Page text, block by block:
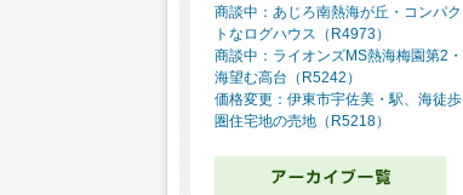
商談中：あじろ南熱海が丘・コンパク
トなログハウス（R4973）
商談中：ライオンズMS熱海梅園第2・
海望む高台（R5242）
価格変更：伊東市宇佐美・駅、海徒歩
圏住宅地の売地（R5218）